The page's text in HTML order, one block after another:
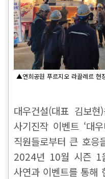
▲연희공원 푸르지오 라끌레르 현
대우건설(대표 김보
사기진작 이벤트 ‘대
직원들로부터 큰 호
2024년 10월 시즌 1
사연과 이벤트를 통해